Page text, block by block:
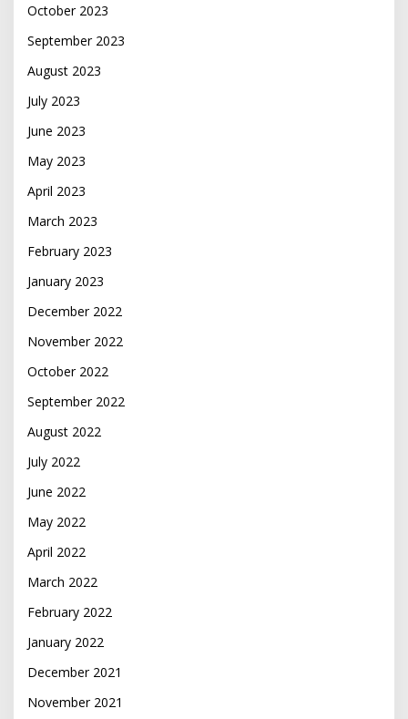
October 2023
September 2023
August 2023
July 2023
June 2023
May 2023
April 2023
March 2023
February 2023
January 2023
December 2022
November 2022
October 2022
September 2022
August 2022
July 2022
June 2022
May 2022
April 2022
March 2022
February 2022
January 2022
December 2021
November 2021